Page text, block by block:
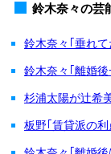
鈴木奈々の芸
鈴木奈々｢垂れ
鈴木奈々｢離婚
杉浦太陽が辻希
板野｢賃貸派の